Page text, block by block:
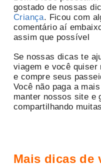
gostado de nossas
Criança. Ficou com
comentário aí
assim que possível
Se nossas dicas te
viagem e você
e compre seus
Você não paga a
manter nossos site e
compartilhando
Mais dicas de